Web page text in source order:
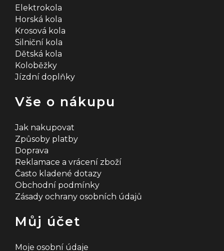
Elektrokola
Horská kola
Krosová kola
Silniční kola
Dětská kola
Koloběžky
Jízdní doplňky
Vše o nákupu
Jak nakupovat
Způsoby platby
Doprava
Reklamace a vrácení zboží
Často kladené dotazy
Obchodní podmínky
Zásady ochrany osobních údajů
Můj účet
Moje osobní údaje